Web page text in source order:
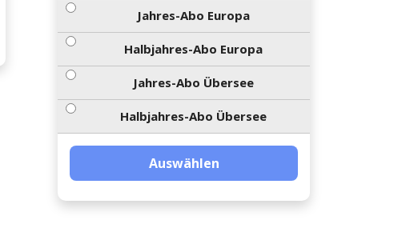
Jahres-Abo Europa
Halbjahres-Abo Europa
Jahres-Abo Übersee
Halbjahres-Abo Übersee
Auswählen